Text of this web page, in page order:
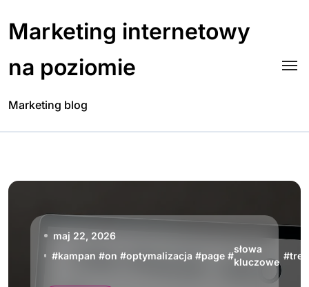
content
Marketing internetowy
na poziomie
Marketing blog
maj 22, 2026
#kampan #on #optymalizacja #page #
słowa
kluczowe
#